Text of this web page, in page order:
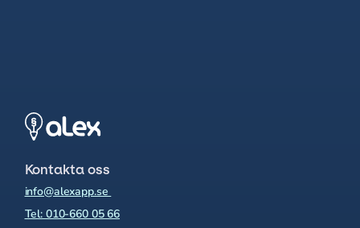
Kontakta oss
info@alexapp.se
Tel: 010-660 05 66